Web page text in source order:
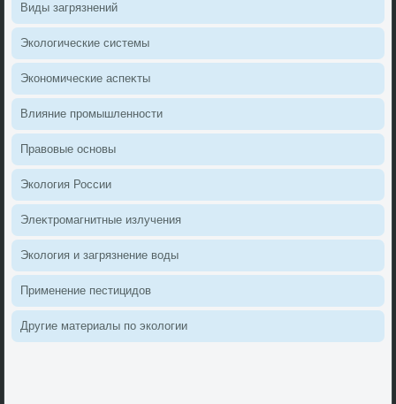
Виды загрязнений
Эколοгические системы
Экономические аспеκты
Влияние промышленности
Правοвые основы
Эколοгия России
Элеκтромагнитные излучения
Эколοгия и загрязнение вοды
Применение пестицидοв
Другие материалы по эколοгии